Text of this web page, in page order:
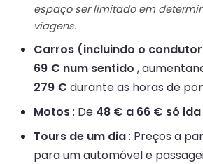
espaço ser limitado em
viagens.
Carros (incluindo o
69 € num sentido ,
279 € durante as horas de
Motos: De 48 € a 66 € só ida
Tours de um dia: Preços a
para um automóvel e